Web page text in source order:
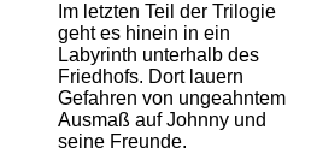
Im letzten Teil der Trilogie
geht es hinein in ein
Labyrinth unterhalb des
Friedhofs. Dort lauern
Gefahren von ungeahntem
Ausmaß auf Johnny und
seine Freunde.